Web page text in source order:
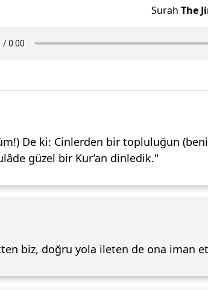
Surah The
De ki: Cinlerden bir topluluğun
güzel bir Kur’an dinledik."
biz, doğru yola ileten de ona iman